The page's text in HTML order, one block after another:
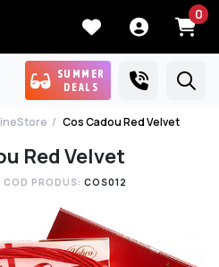
0
SUMMER
DEALS
Cos Cadou Red Velvet
Red Velvet
COD PRODUS: COS012